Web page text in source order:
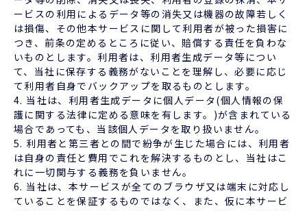
ービスの利用によるデータ等の消失又は機器の故障若しく
は損傷、その他本サービスに関して利用者が被った損害に
つき、前条の定めるところに従い、賠償する責任を負わな
いものとします。利用者は、利用者生成データ等につい
て、当社に保存する義務がないことを理解し、必要に応じ
て利用者自身でバックアップを取るものとします。
4. 当社は、利用者生成データに個人データ(個人情報の保
護に関する法律に定める意味を有します。)が含まれている
場合であっても、当該個人データを取り扱いません。
5. 利用者と第三者との間で紛争が生じた場合には、利用者
は自身の責任と費用でこれを解決するものとし、当社はこ
れに一切関与する義務を負いません。
6. 当社は、本サービスが全てのブラウザ又は端末に対応し
ていることを保証するものではなく、また、仮に本サービ